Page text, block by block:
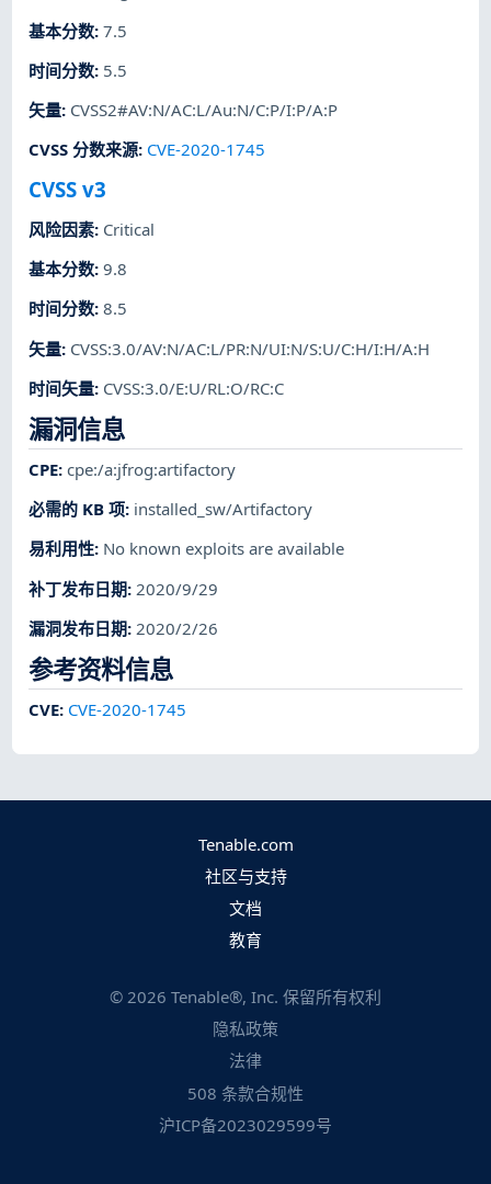
基本分数:7.5
时间分数: 5.5
矢量: CVSS2#AV:N/AC:L/Au:N/C:P/I:P/A:P
CVSS 分数来源: CVE-2020-1745
CVSS v3
风险因素: Critical
基本分数:9.8
时间分数:8.5
矢量: CVSS:3.0/AV:N/AC:L/PR:N/UI:N/S:U/C:H/I:H/A:H
时间矢量: CVSS:3.0/E:U/RL:O/RC:C
漏洞信息
CPE:cpe:/a:jfrog:artifactory
必需的 KB 项: installed_sw/Artifactory
易利用性: No known exploits are available
补丁发布日期: 2020/9/29
漏洞发布日期:2020/2/26
参考资料信息
CVE: CVE-2020-1745
Tenable.com
社区与支持
文档
教育
© 2026 Tenable®, Inc. 保留所有权利
隐私政策
法律
508 条款合规性
沪ICP备2023029599号